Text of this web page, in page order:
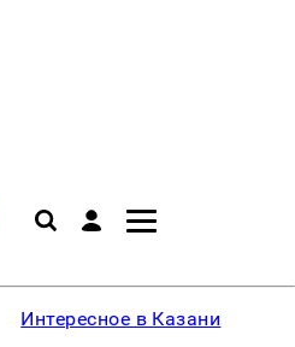
Интересное в Казани